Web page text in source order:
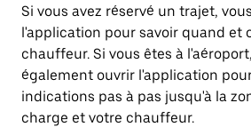
Si vous avez réservé un trajet,
l'application pour savoir quand et
chauffeur. Si vous êtes à
également ouvrir l'application
indications pas à pas jusqu'à la
charge et votre chauffeur.